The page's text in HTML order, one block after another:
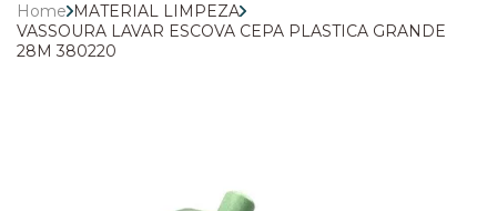
Home MATERIAL LIMPEZA
VASSOURA LAVAR ESCOVA CEPA PLASTICA GRANDE
28M 380220